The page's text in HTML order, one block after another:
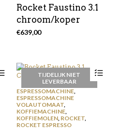
Rocket Faustino 3.1
chroom/koper
€639,00
TIJDELIJK NIET
LEVERBAAR
ESPRESSOMACHINE,
ESPRESSOMACHINE
VOLAUTOMAAT,
KOFFIEMACHINE,
KOFFIEMOLEN, ROCKET,
ROCKET ESPRESSO